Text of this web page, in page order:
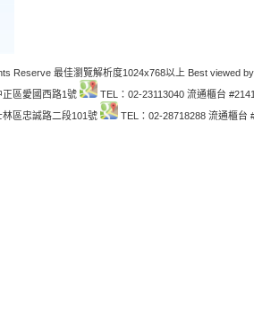
Reserve 最佳瀏覽解析度1024x768以上 Best viewed
區愛國西路1號
TEL：02-23113040 流通櫃台
區忠誠路二段101號
TEL：02-28718288 流通櫃台